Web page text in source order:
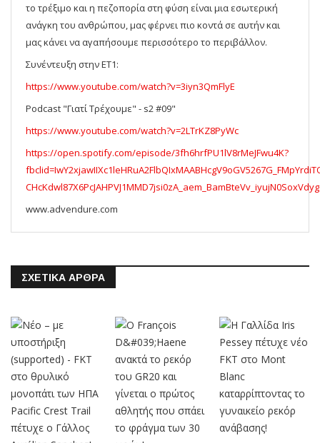
το τρέξιμο και η πεζοπορία στη φύση είναι μια εσωτερική
ανάγκη του ανθρώπου, μας φέρνει πιο κοντά σε αυτήν και
μας κάνει να αγαπήσουμε περισσότερο το περιβάλλον.
Συνέντευξη στην ET1:
https://www.youtube.com/watch?v=3iyn3QmFlyE
Podcast "Γιατί Τρέχουμε" - s2 #09"
https://www.youtube.com/watch?v=2LTrKZ8PyWc
https://open.spotify.com/episode/3fh6hrfPU1lV8rMeJFwu4K?
CHcKdwl87X6PcJAHPVJ1MMD7jsi0zA_aem_BamBteVv_iyujN0SoxVdyg
www.advendure.com
ΣΧΕΤΙΚΆ ΆΡΘΡΑ